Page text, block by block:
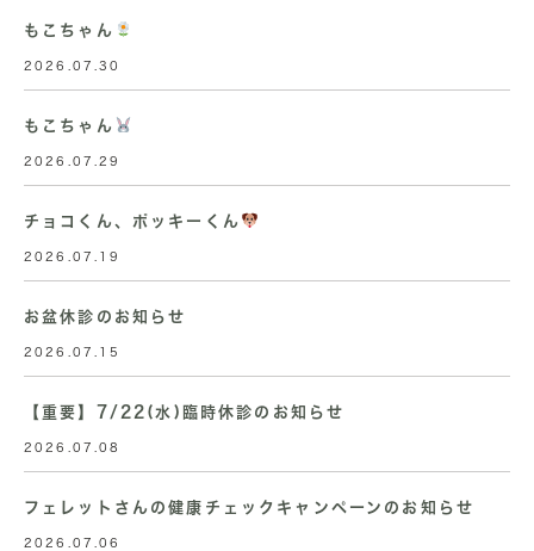
もこちゃん
2026.07.30
もこちゃん
2026.07.29
チョコくん、ポッキーくん
2026.07.19
お盆休診のお知らせ
2026.07.15
【重要】7/22(水)臨時休診のお知らせ
2026.07.08
フェレットさんの健康チェックキャンペーンのお知らせ
2026.07.06